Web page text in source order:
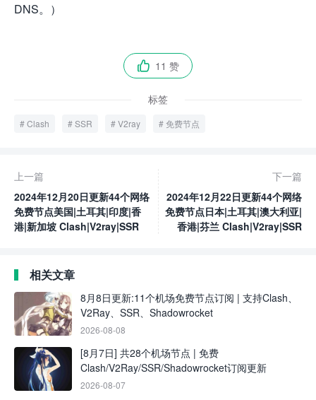
DNS。）
 11 赞
标签
Clash SSR V2ray 免费节点
上一篇
2024年12月20日更新44个网络
免费节点美国|土耳其|印度|香
港|新加坡 Clash|V2ray|SSR
下一篇
2024年12月22日更新44个网络
免费节点日本|土耳其|澳大利亚|
香港|芬兰 Clash|V2ray|SSR
相关文章
8月8日更新:11个机场免费节点订阅 | 支持Clash、
V2Ray、SSR、Shadowrocket
2026-08-08
[8月7日] 共28个机场节点 | 免费
Clash/V2Ray/SSR/Shadowrocket订阅更新
2026-08-07